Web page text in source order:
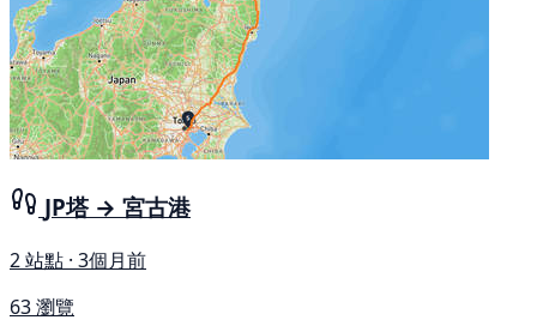
JP塔 → 宮古港
2 站點 · 3個月前
63 瀏覽